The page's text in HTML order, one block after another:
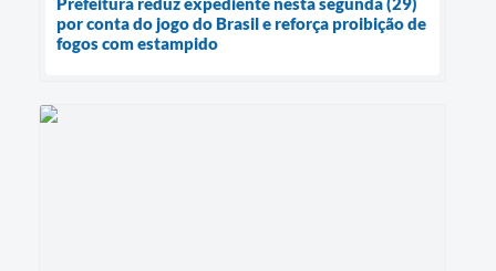
por conta do jogo do Brasil e reforça proibição de
fogos com estampido